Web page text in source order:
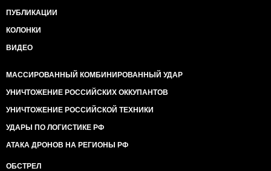
ПУБЛИКАЦИИ
КОЛОНКИ
ВИДЕО
МАССИРОВАННЫЙ КОМБИНИРОВАННЫЙ УДАР
УНИЧТОЖЕНИЕ РОССИЙСКИХ ОККУПАНТОВ
УНИЧТОЖЕНИЕ РОССИЙСКОЙ ТЕХНИКИ
УДАРЫ ПО ЛОГИСТИКЕ РФ
АТАКА ДРОНОВ НА РЕГИОНЫ РФ
ОБСТРЕЛ